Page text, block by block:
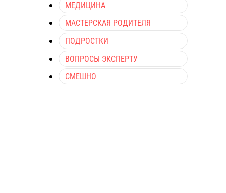
МЕДИЦИНА
МАСТЕРСКАЯ РОДИТЕЛЯ
ПОДРОСТКИ
ВОПРОСЫ ЭКСПЕРТУ
СМЕШНО